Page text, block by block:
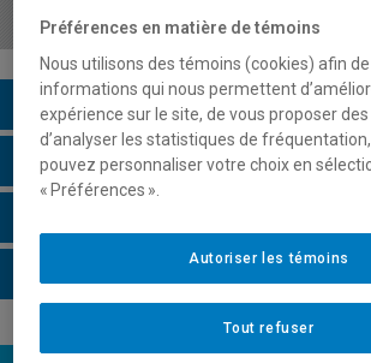
Description du cours
Horaire - Été 2026
Préférences en matière de témoins
Nous utilisons des témoins (cookies) afin
informations qui nous permettent
expérience sur le site, de vous proposer
d’analyser les statistiques de
pouvez personnaliser votre choix en
« Préférences ».
Tout refuser
Autoriser les témoins